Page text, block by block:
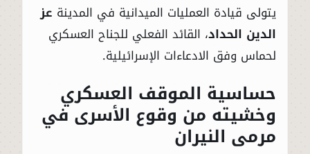
يتولى قيادة العمليات الميدانية في المدينة عز
الدين الحداد، القائد الفعلي للجناح العسكري
لحماس وفق الادعاءات الإسرائيلية.
حساسية الموقف العسكري
وخشيته من وقوع الأسرى في
مرمى النيران